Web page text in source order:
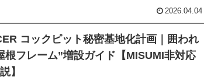
2026.04.04
コックピット秘密基地化計画｜囲われ
根フレーム”増設ガイド【MISUMI非対応
】